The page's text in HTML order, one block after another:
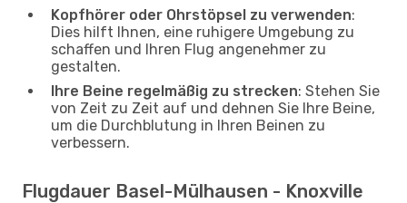
Kopfhörer oder Ohrstöpsel zu verwenden:
Dies hilft Ihnen, eine ruhigere Umgebung zu
schaffen und Ihren Flug angenehmer zu
gestalten.
Ihre Beine regelmäßig zu strecken: Stehen Sie
von Zeit zu Zeit auf und dehnen Sie Ihre Beine,
um die Durchblutung in Ihren Beinen zu
verbessern.
Flugdauer Basel-Mülhausen - Knoxville